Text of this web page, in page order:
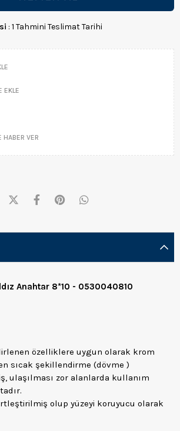
: 1 Tahmini Teslimat Tarihi
EKLE
HABER VER
Anahtar 8*10 - 0530040810
özelliklere uygun olarak krom
sıcak şekillendirme (dövme )
ulaşılması zor alanlarda kullanım
olup yüzeyi koruyucu olarak